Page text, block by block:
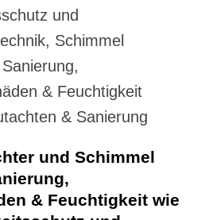
und
Schimmel
& Feuchtigkeit
& Sanierung
und Schimmel
& Feuchtigkeit wie